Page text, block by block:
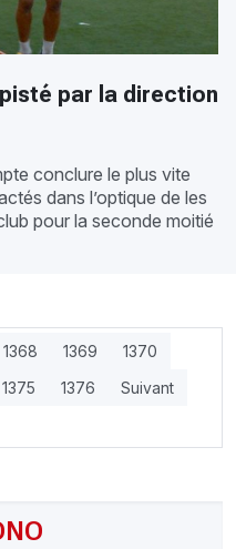
par la direction
conclure le plus vite
dans l’optique de les
pour la seconde moitié
1368 1369
1370
1375 1376
Suivant